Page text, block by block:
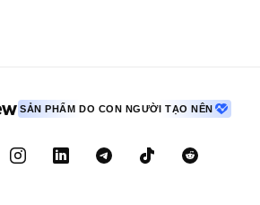
SẢN PHẨM DO CON NGƯỜI TẠO NÊN